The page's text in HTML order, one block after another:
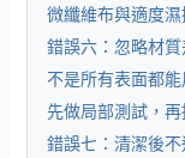
微纖維布與適度
錯誤六：忽略材
不是所有表面都
先做局部測試，
錯誤七：清潔後